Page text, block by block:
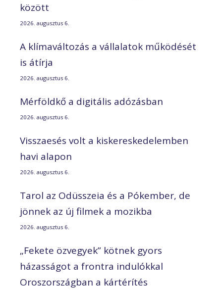
között
2026. augusztus 6.
A klímaváltozás a vállalatok működését
is átírja
2026. augusztus 6.
Mérföldkő a digitális adózásban
2026. augusztus 6.
Visszaesés volt a kiskereskedelemben
havi alapon
2026. augusztus 6.
Tarol az Odüsszeia és a Pókember, de
jönnek az új filmek a mozikba
2026. augusztus 6.
„Fekete özvegyek” kötnek gyors
házasságot a frontra indulókkal
Oroszországban a kártérítés